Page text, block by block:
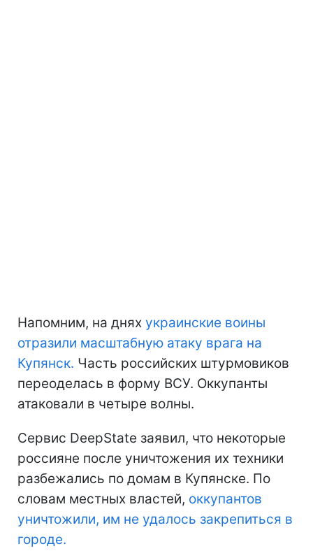
Напомним, на днях украинские воины
отразили масштабную атаку врага на
Купянск. Часть российских штурмовиков
переоделась в форму ВСУ. Оккупанты
атаковали в четыре волны.
Сервис DeepState заявил, что некоторые
россияне после уничтожения их техники
разбежались по домам в Купянске. По
словам местных властей, оккупантов
уничтожили, им не удалось закрепиться в
городе.